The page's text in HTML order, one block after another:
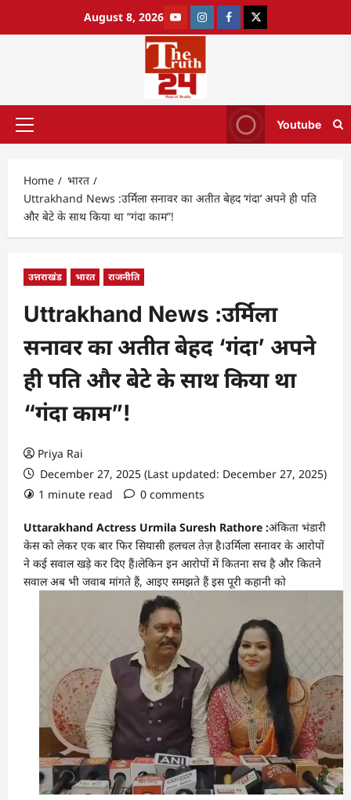
August 8, 2026
Youtube
Home
भारत
Uttrakhand News :उर्मिला सनावर का अतीत बेहद ‘गंदा’ अपने ही पति
और बेटे के साथ किया था “गंदा काम”!
उत्तराखंड भारत राजनीति
Uttrakhand News :उर्मिला
सनावर का अतीत बेहद ‘गंदा’ अपने
ही पति और बेटे के साथ किया था
“गंदा काम”!
Priya Rai
December 27, 2025 (Last updated: December 27, 2025)
1 minute read
0 comments
Uttarakhand Actress Urmila Suresh Rathore :अंकिता भंडारी
केस को लेकर एक बार फिर सियासी हलचल तेज़ है।उर्मिला सनावर के आरोपों
ने कई सवाल खड़े कर दिए हैं।लेकिन इन आरोपों में कितना सच है और कितने
सवाल अब भी जवाब मांगते हैं, आइए समझते हैं इस पूरी कहानी को